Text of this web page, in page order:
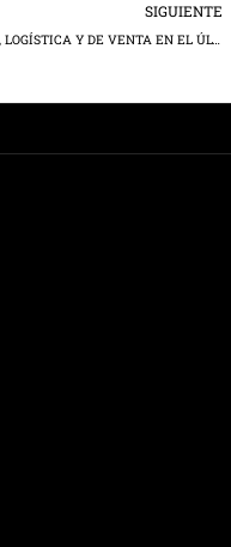
SIGUIENTE
TIENDA ONLINE INTERNACIONAL, SU OPERATIVA LEGAL, FISCAL, LOGÍSTICA Y DE VENTA EN EL ÚLTIMO IN-FEDA